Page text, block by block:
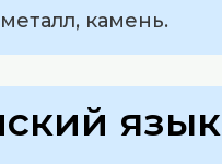
камень.
язык